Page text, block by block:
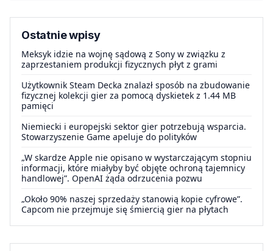
Ostatnie wpisy
Meksyk idzie na wojnę sądową z Sony w związku z
zaprzestaniem produkcji fizycznych płyt z grami
Użytkownik Steam Decka znalazł sposób na zbudowanie
fizycznej kolekcji gier za pomocą dyskietek z 1.44 MB
pamięci
Niemiecki i europejski sektor gier potrzebują wsparcia.
Stowarzyszenie Game apeluje do polityków
„W skardze Apple nie opisano w wystarczającym stopniu
informacji, które miałyby być objęte ochroną tajemnicy
handlowej”. OpenAI żąda odrzucenia pozwu
„Około 90% naszej sprzedaży stanowią kopie cyfrowe”.
Capcom nie przejmuje się śmiercią gier na płytach